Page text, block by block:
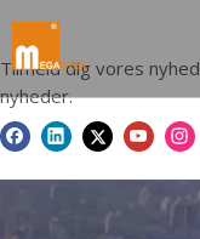
Tilmeld dig vores
nyheder.